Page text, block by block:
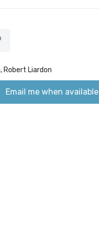
Robert Liardon
Email me when available